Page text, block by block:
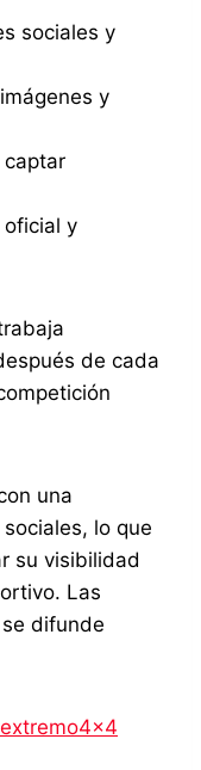
sociales y
y
captar
y
de cada
una
lo que
su visibilidad
Las
difunde